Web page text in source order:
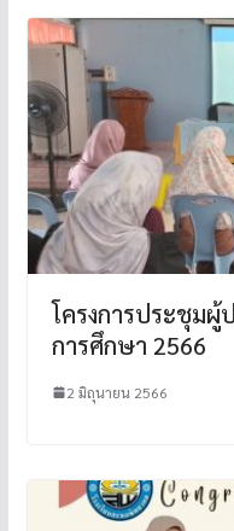
โครงการประชุมผู้
การศึกษา 2566
2 มิถุนายน 2566